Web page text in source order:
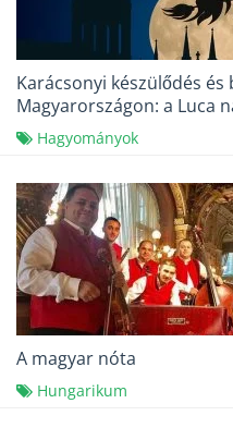
Karácsonyi készülődés
Magyarországon: a Luca
Hagyományok
A magyar nóta
Hungarikum